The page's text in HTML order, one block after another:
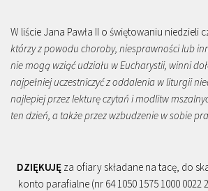
W liście Jana Pawła II o świętowaniu niedzieli
którzy z powodu choroby, niesprawności lub
nie mogą wziąć udziału w Eucharystii, winni
najpełniej uczestniczyć z oddalenia w liturgii
najlepiej przez lekturę czytań i modlitw
ten dzień, a także przez wzbudzenie w sobie
DZIĘKUJĘ za ofiary składane na tacę, do
konto parafialne (nr 64 1050 1575 1000 0022